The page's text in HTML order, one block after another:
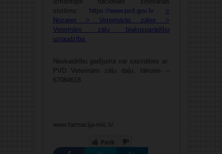
sistēmu:
https://www.pvd.gov.lv
>
Nozares > Veterinārās zāles >
Veterināro zāļu blakusparādību
uzraudzība.
Neskaidrību gadījumā var sazināties ar
PVD Veterināro zāļu daļu, tālrunis –
67084618.
www.farmacija-mic.lv
Patīk